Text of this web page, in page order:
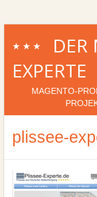
★★★
DER
EXPERTE
MAGENTO-
plissee-